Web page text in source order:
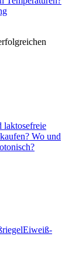
laktosefreie
Wo und
Eiweiß-